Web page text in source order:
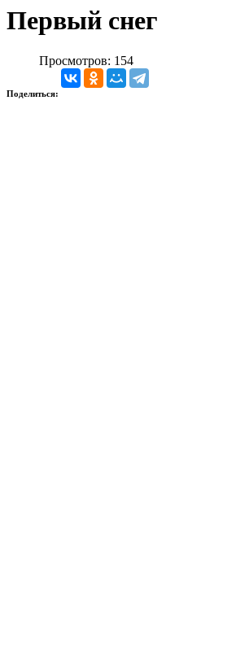
Первый снег
Просмотров: 154
Поделиться: